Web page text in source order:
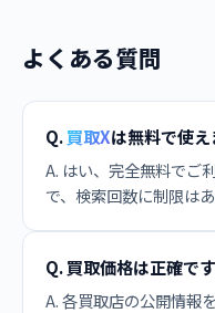
よくある質問
Q.買取Xは無料で使え
A. はい、完全無料でご
で、検索回数に制限はあ
Q. 買取価格は正確で
A. 各買取店の公開情報